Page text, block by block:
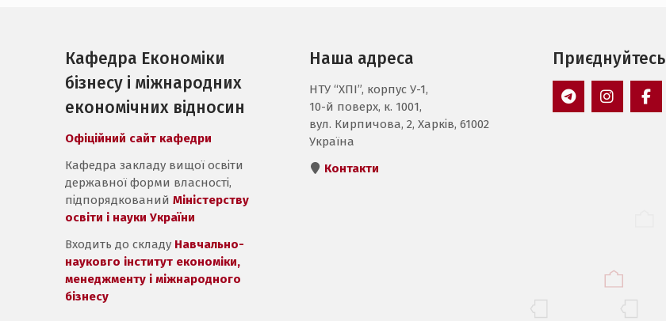
Кафедра Економіки
бізнесу і міжнародних
економічних відносин
Офіційний сайт кафедри
Кафедра закладу вищої освіти
державної форми власності,
підпорядкований Міністерству
освіти і науки України
Входить до складу Навчально-
науковго інститут економіки,
менеджменту і міжнародного
бізнесу
Наша адреса
НТУ “ХПІ”, корпус У-1,
10-й поверх, к. 1001,
вул. Кирпичова, 2, Харків, 61002
Україна
Контакти
Приєднуйтесь